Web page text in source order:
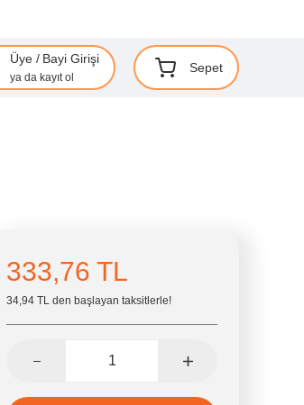
Üye / Bayi Girişi
ya da kayıt ol
Sepet
333,76 TL
34,94 TL den başlayan taksitlerle!